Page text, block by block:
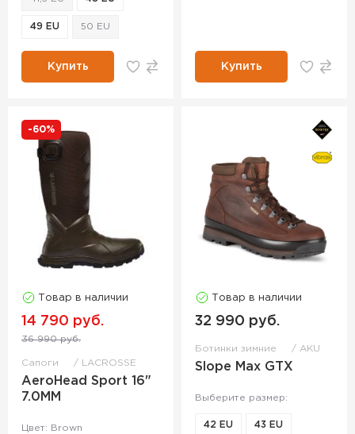
49 EU 50 EU
Купить Купить
-60%
Товар в наличии
14 790 руб.
36 990 руб.
Сапоги LACROSSE
AeroHead Sport 16"
7.0MM
Цвет: Brown
Товар в наличии
32 990 руб.
Ботинки зимние AKU
Slope Max GTX
Выберите размер:
42 EU 43 EU